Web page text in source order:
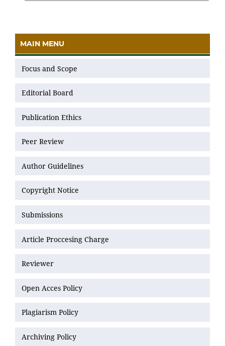
MAIN MENU
Focus and Scope
Editorial Board
Publication Ethics
Peer Review
Author Guidelines
Copyright Notice
Submissions
Article Proccesing Charge
Reviewer
Open Acces Policy
Plagiarism Policy
Archiving Policy